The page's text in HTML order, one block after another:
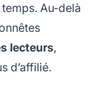
Au-delà
lecteurs,
d’affilié.